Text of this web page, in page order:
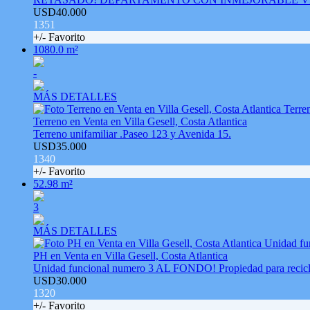
USD40.000
1351
+/- Favorito
1080.0 m²
-
MÁS DETALLES
Terreno en Venta en Villa Gesell, Costa Atlantica
Terreno unifamiliar .Paseo 123 y Avenida 15.
USD35.000
1340
+/- Favorito
52.98 m²
3
MÁS DETALLES
PH en Venta en Villa Gesell, Costa Atlantica
Unidad funcional numero 3 AL FONDO! Propiedad para
USD30.000
1320
+/- Favorito